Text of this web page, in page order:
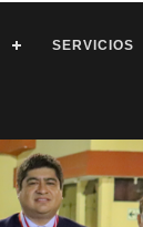
SERVICIOS